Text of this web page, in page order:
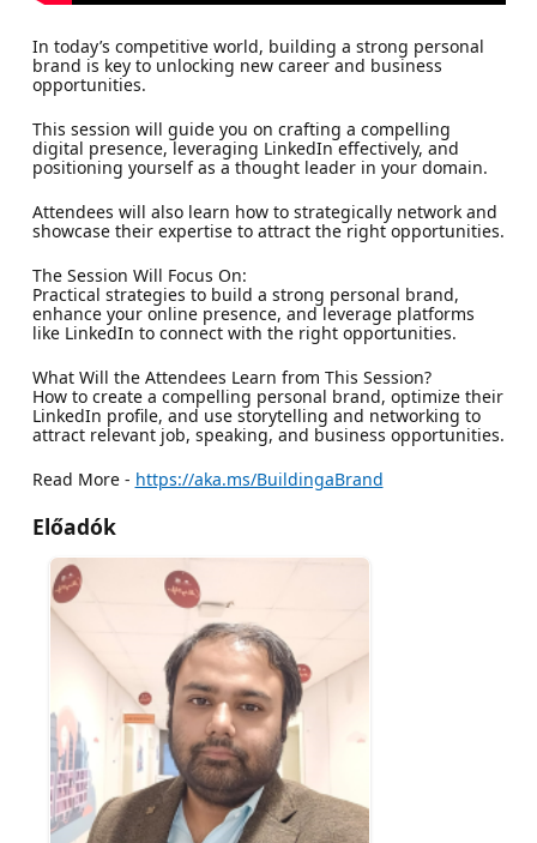
In today’s competitive world, building a strong personal
brand is key to unlocking new career and business
opportunities.
This session will guide you on crafting a compelling
digital presence, leveraging LinkedIn effectively, and
positioning yourself as a thought leader in your domain.
Attendees will also learn how to strategically network and
showcase their expertise to attract the right opportunities.
The Session Will Focus On:
Practical strategies to build a strong personal brand,
enhance your online presence, and leverage platforms
like LinkedIn to connect with the right opportunities.
What Will the Attendees Learn from This Session?
How to create a compelling personal brand, optimize their
LinkedIn profile, and use storytelling and networking to
attract relevant job, speaking, and business opportunities.
Read More - https://aka.ms/BuildingaBrand
Előadók